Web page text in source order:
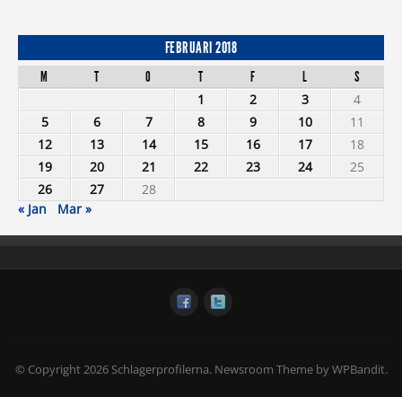
FEBRUARI 2018
M T O T F L
S
1
2 3
4
5
6 7 8 9 10
11
12
13 14 15 16 17
18
19
20 21 22 23 24
25
26
27
28
« Jan
Mar »
© Copyright 2026 Schlagerprofilerna. Newsroom Theme byWPBandit.